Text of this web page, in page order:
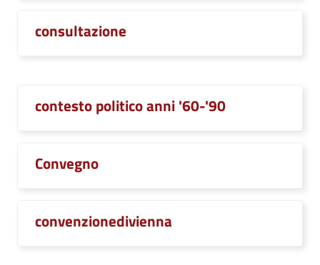
consultazione
contesto politico anni '60-'90
Convegno
convenzionedivienna